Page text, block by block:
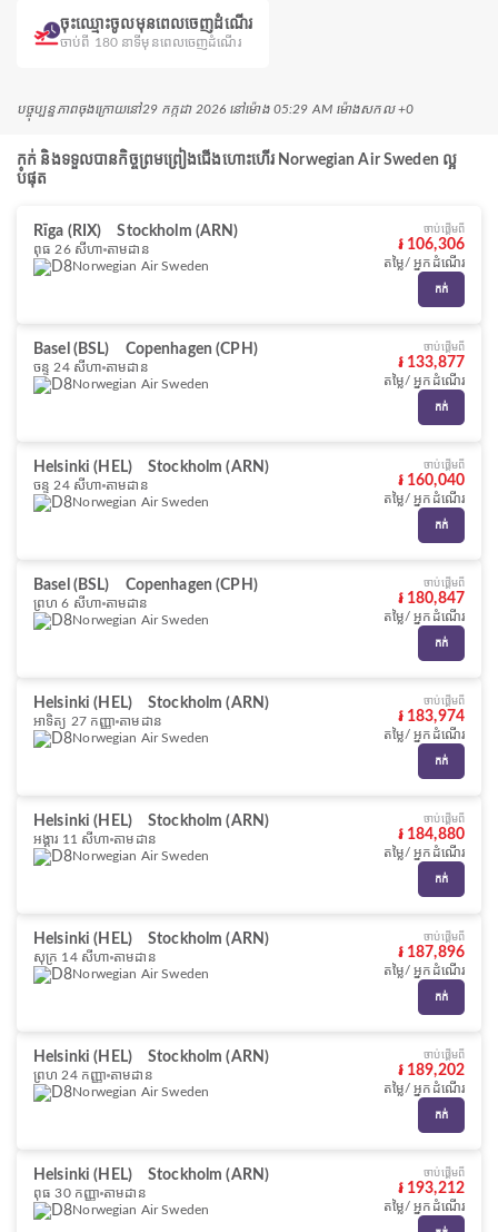
ចុះឈ្មោះចូលមុនពេលចេញដំណើរ
ចាប់ពី 180 នាទីមុនពេលចេញដំណើរ
បច្ចុប្បន្នភាពចុងក្រោយនៅ29 កក្កដា 2026 នៅ​ម៉ោង 05:29 AM ម៉ោង​សកល +0
កក់ និងទទួលបានកិច្ចព្រមព្រៀងជើងហោះហើរ Norwegian Air Sweden ល្អ
បំផុត
Rīga (RIX) Stockholm (ARN)
ពុធ 26 សីហា តាមដាន
Norwegian Air Sweden
ចាប់ផ្ដើមពី
៛ 106,306
តម្លៃ/ អ្នកដំណើរ
កក់
Basel (BSL) Copenhagen (CPH)
ចន្ទ 24 សីហា តាមដាន
Norwegian Air Sweden
ចាប់ផ្ដើមពី
៛ 133,877
តម្លៃ/ អ្នកដំណើរ
កក់
Helsinki (HEL) Stockholm (ARN)
ចន្ទ 24 សីហា តាមដាន
Norwegian Air Sweden
ចាប់ផ្ដើមពី
៛ 160,040
តម្លៃ/ អ្នកដំណើរ
កក់
Basel (BSL) Copenhagen (CPH)
ព្រហ 6 សីហា តាមដាន
Norwegian Air Sweden
ចាប់ផ្ដើមពី
៛ 180,847
តម្លៃ/ អ្នកដំណើរ
កក់
Helsinki (HEL) Stockholm (ARN)
អាទិត្យ 27 កញ្ញា តាមដាន
Norwegian Air Sweden
ចាប់ផ្ដើមពី
៛ 183,974
តម្លៃ/ អ្នកដំណើរ
កក់
Helsinki (HEL) Stockholm (ARN)
អង្គារ 11 សីហា តាមដាន
Norwegian Air Sweden
ចាប់ផ្ដើមពី
៛ 184,880
តម្លៃ/ អ្នកដំណើរ
កក់
Helsinki (HEL) Stockholm (ARN)
សុក្រ 14 សីហា តាមដាន
Norwegian Air Sweden
ចាប់ផ្ដើមពី
៛ 187,896
តម្លៃ/ អ្នកដំណើរ
កក់
Helsinki (HEL) Stockholm (ARN)
ព្រហ 24 កញ្ញា តាមដាន
Norwegian Air Sweden
ចាប់ផ្ដើមពី
៛ 189,202
តម្លៃ/ អ្នកដំណើរ
កក់
Helsinki (HEL) Stockholm (ARN)
ពុធ 30 កញ្ញា តាមដាន
Norwegian Air Sweden
ចាប់ផ្ដើមពី
៛ 193,212
តម្លៃ/ អ្នកដំណើរ